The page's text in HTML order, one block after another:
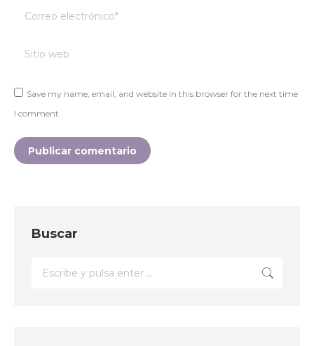
Correo electrónico *
Sitio web
Save my name, email, and website in this browser for the next time
I comment.
Publicar comentario
Buscar
Buscar: